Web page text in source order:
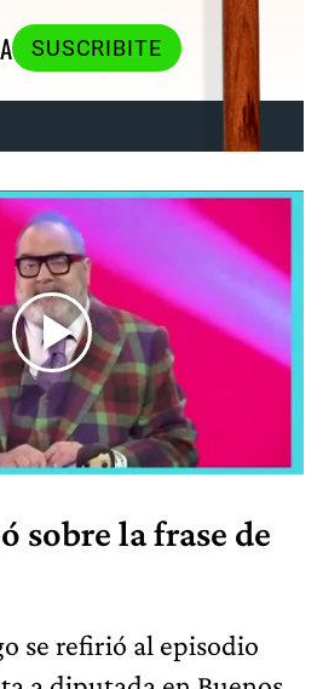
SUSCRIBITE
sobre la frase de
se refirió al episodio